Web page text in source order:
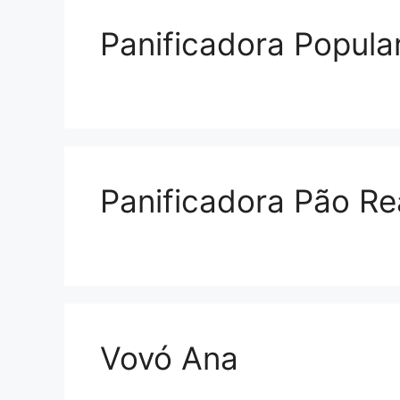
Panificadora
Panificadora Pão
Vovó Ana